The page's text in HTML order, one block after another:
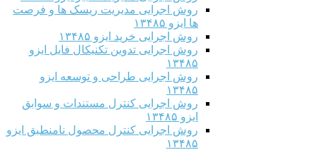
روش اجرایی مدیریت ریسک ها و فرصت
ها ایزو ۱۳۴۸۵
روش اجرایی خرید ایزو ۱۳۴۸۵
روش اجرایی تدوین تکنیکال فایل ایزو
۱۳۴۸۵
روش اجرایی طراحی و توسعه ایزو
۱۳۴۸۵
روش اجرایی کنترل مستندات و سوابق
ایزو ۱۳۴۸۵
روش اجرایی کنترل محصول نامنطبق ایزو
۱۳۴۸۵